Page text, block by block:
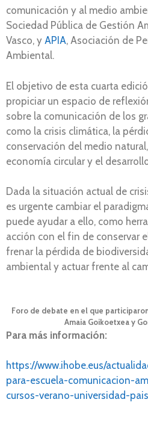
comunicación y al medio
Sociedad Pública de Gestión
Vasco, y APIA, Asociación de
Ambiental.
El objetivo de esta cuarta
propiciar un espacio de
sobre la comunicación de los
como la crisis climática, la
conservación del medio
economía circular y el
Dada la situación actual de
es urgente cambiar el
puede ayudar a ello, como
acción con el fin de conservar
frenar la pérdida de
ambiental y actuar frente al
Foro de debate en el que
Amaia Goikoetxea y
Para más información:
https://www.ihobe.eus/
para-escuela-comunicacion-
cursos-verano-universidad-